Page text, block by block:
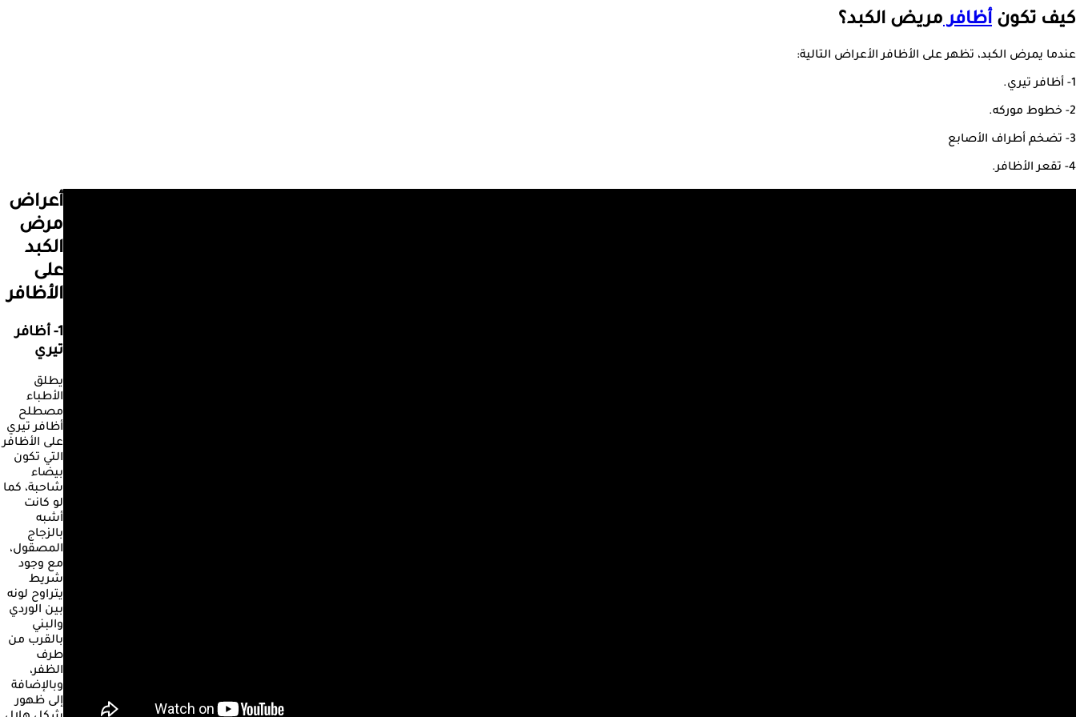
كيف تكون أظافرمريض الكبد؟
عندما يمرض الكبد، تظهر على الأظافر الأعراض التالية:
1- أظافر تيري.
2- خطوط موركه.
3- تضخم أطراف الأصابع
4- تقعر الأظافر.
أعراض
مرض
الكبد
على
الأظافر
1- أظافر
تيري
يطلق
الأطباء
مصطلح
أظافر تيري
على الأظافر
التي تكون
بيضاء
شاحبة، كما
لو كانت
أشبه
بالزجاج
المصقول،
مع وجود
شريط
يتراوح لونه
بين الوردي
والبني
بالقرب من
طرف
الظفر،
وبالإضافة
إلى ظهور